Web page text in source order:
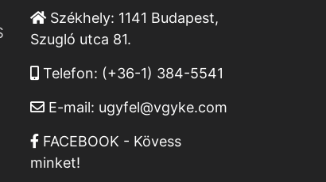
Székhely: 1141 Budapest,
Szugló utca 81.
Telefon: (+36-1) 384-5541
E-mail: ugyfel@vgyke.com
FACEBOOK - Kövess
minket!